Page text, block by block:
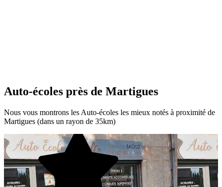
Auto-écoles près de Martigues
Nous vous montrons les Auto-écoles les mieux notés à proximité de
Martigues (dans un rayon de 35km)